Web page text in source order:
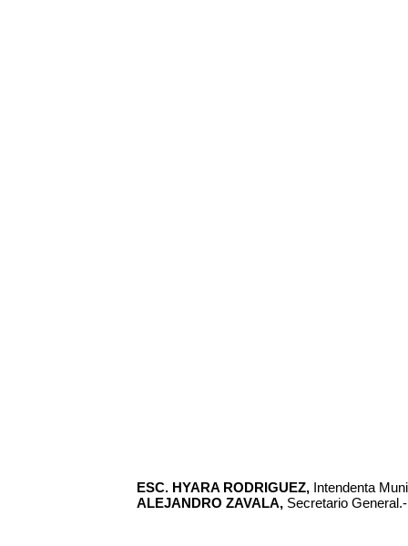
ESC. HYARA RODRIGUEZ, Intendenta
ALEJANDRO ZAVALA, Secretario General.-